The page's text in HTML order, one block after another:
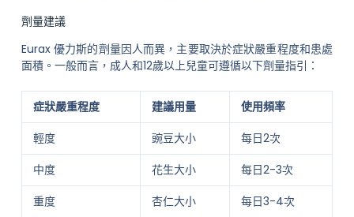
劑量建議
Eurax 優力斯的劑量因人而異，主要取決於症狀嚴重程度和患處
面積。一般而言，成人和12歲以上兒童可遵循以下劑量指引：
症狀嚴重程度 建議用量
使用頻率
輕度
豌豆大小
每日2次
中度
花生大小
每日2-3次
重度
杏仁大小 每日3-4次